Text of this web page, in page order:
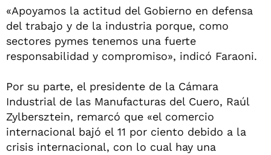
«Apoyamos la actitud del Gobierno en defensa
del trabajo y de la industria porque, como
sectores pymes tenemos una fuerte
responsabilidad y compromiso», indicó Faraoni.
Por su parte, el presidente de la Cámara
Industrial de las Manufacturas del Cuero, Raúl
Zylbersztein, remarcó que «el comercio
internacional bajó el 11 por ciento debido a la
crisis internacional, con lo cual hay una